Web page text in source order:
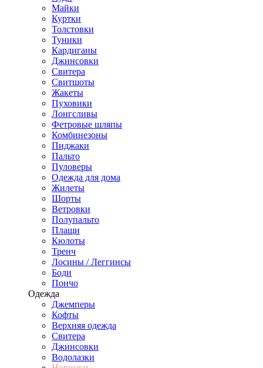
Майки
Куртки
Толстовки
Туники
Кардиганы
Джинсовки
Свитера
Свитшоты
Жакеты
Пуховики
Лонгсливы
Фетровые шляпы
Комбинезоны
Пиджаки
Пальто
Пуловеры
Одежда для дома
Жилеты
Шорты
Ветровки
Полупальто
Плащи
Кюлоты
Тренч
Лосины / Леггинсы
Боди
Пончо
Одежда
Джемперы
Кофты
Верхняя одежда
Свитера
Джинсовки
Водолазки